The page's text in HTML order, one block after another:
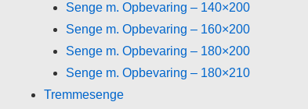
Senge m. Opbevaring – 140×200
Senge m. Opbevaring – 160×200
Senge m. Opbevaring – 180×200
Senge m. Opbevaring – 180×210
Tremmesenge